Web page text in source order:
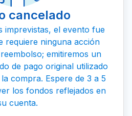
cancelado
imprevistas, el evento fue
requiere ninguna acción
emitiremos un
de pago original utilizado
compra. Espere de 3 a 5
los fondos reflejados en
cuenta.